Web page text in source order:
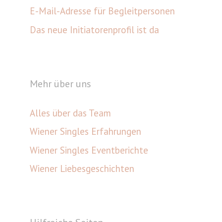
E-Mail-Adresse für Begleitpersonen
Das neue Initiatorenprofil ist da
Mehr über uns
Alles über das Team
Wiener Singles Erfahrungen
Wiener Singles Eventberichte
Wiener Liebesgeschichten